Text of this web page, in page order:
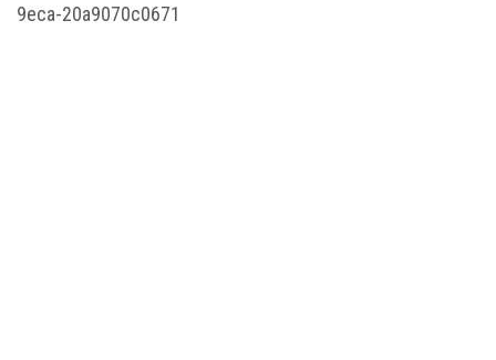
9eca-20a9070c0671